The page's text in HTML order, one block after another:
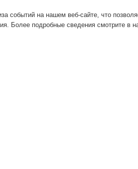
на нашем веб-сайте, что
Более подробные сведения смотрите в